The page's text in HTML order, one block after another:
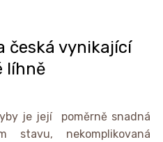
česká vynikající
líhně
je její poměrně snadná
stavu, nekomplikovaná